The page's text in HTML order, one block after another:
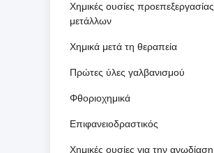
Χημικές ουσίες προεπεξεργασίας
μετάλλων
Χημικά μετά τη θεραπεία
Πρώτες ύλες γαλβανισμού
Φθοριοχημικά
Επιφανειοδραστικός
Χημικές ουσίες για την ανωδίαση